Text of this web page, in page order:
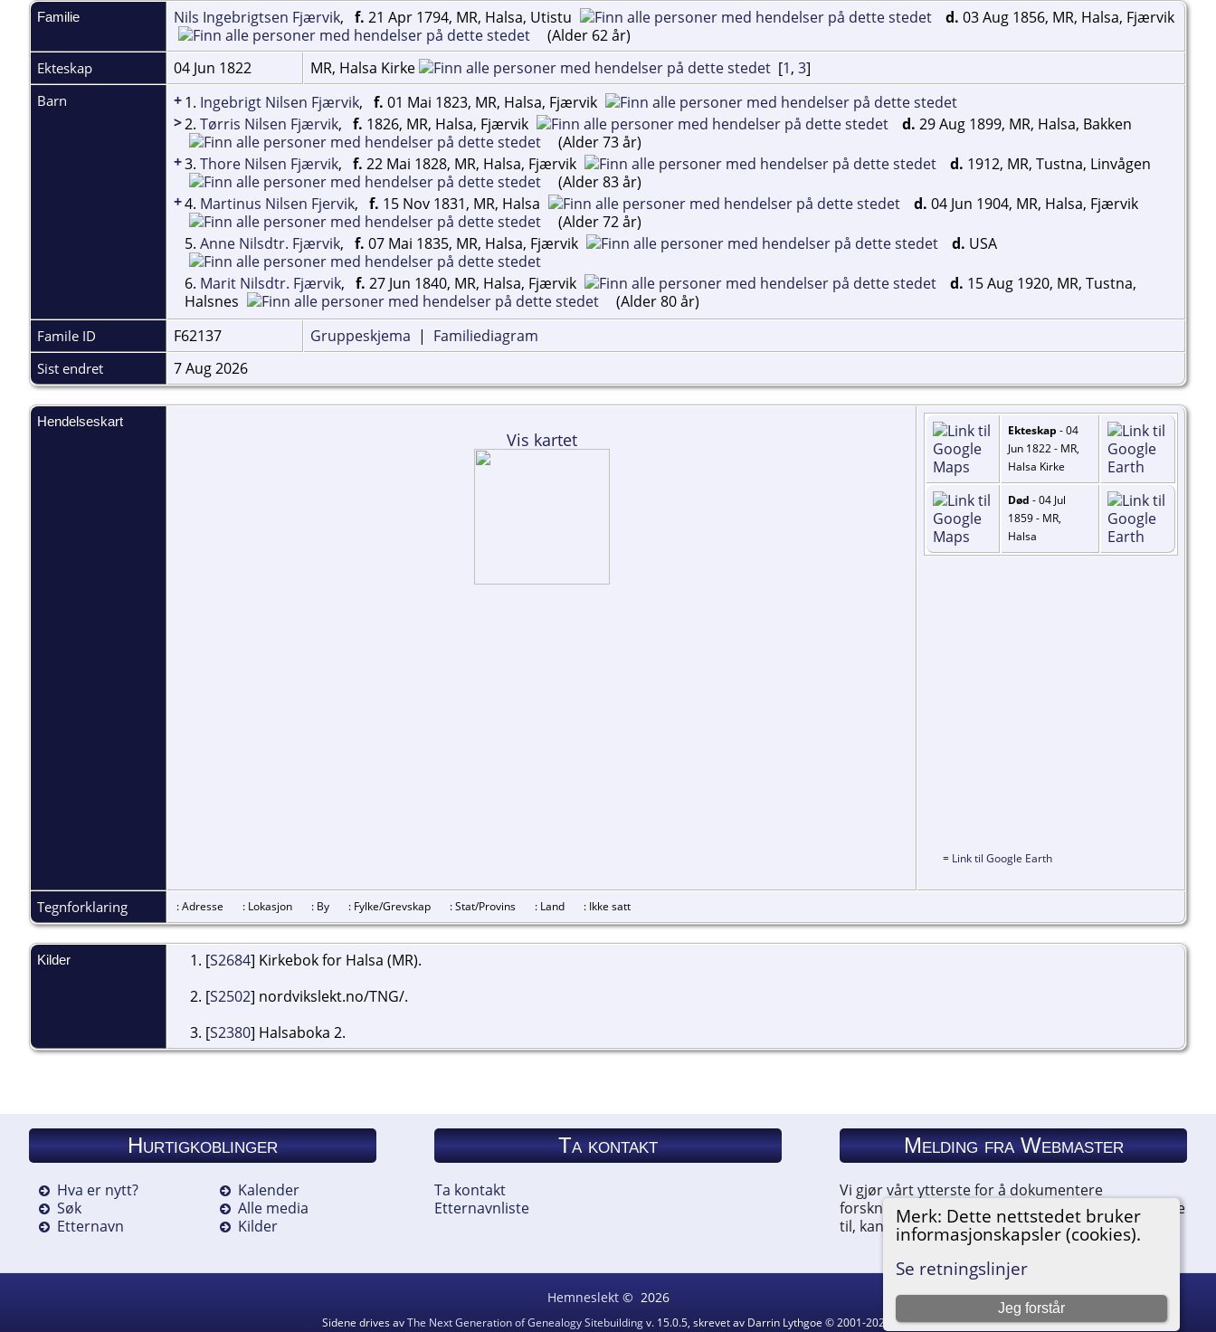
Merk: Dette nettstedet bruker
informasjonskapsler (cookies).
Se retningslinjer
Jeg forstår
Familie Nils Ingebrigtsen Fjærvik, f. 21 Apr 1794, MR, Halsa, Utistu d. 03 Aug 1856, MR, Halsa, Fjærvik
(Alder 62 år)
Ekteskap 04 Jun 1822 MR, Halsa Kirke [1, 3]
Barn +1. Ingebrigt Nilsen Fjærvik, f. 01 Mai 1823, MR, Halsa, Fjærvik
>2. Tørris Nilsen Fjærvik, f. 1826, MR, Halsa, Fjærvik d. 29 Aug 1899, MR, Halsa, Bakken
(Alder 73 år)
+3. Thore Nilsen Fjærvik, f. 22 Mai 1828, MR, Halsa, Fjærvik d. 1912, MR, Tustna, Linvågen
(Alder 83 år)
+4. Martinus Nilsen Fjervik, f. 15 Nov 1831, MR, Halsa d. 04 Jun 1904, MR, Halsa, Fjærvik
(Alder 72 år)
5. Anne Nilsdtr. Fjærvik, f. 07 Mai 1835, MR, Halsa, Fjærvik d. USA
6. Marit Nilsdtr. Fjærvik, f. 27 Jun 1840, MR, Halsa, Fjærvik d. 15 Aug 1920, MR, Tustna,
Halsnes
(Alder 80 år)
Famile ID F62137 Gruppeskjema | Familiediagram
Sist endret 7 Aug 2026
Hendelseskart
Vis kartet Ekteskap - 04
Jun 1822 - MR,
Halsa Kirke
Død - 04 Jul
1859 - MR,
Halsa
= Link til Google Earth
Tegnforklaring : Adresse : Lokasjon : By : Fylke/Grevskap : Stat/Provins : Land : Ikke satt
Kilder [S2684] Kirkebok for Halsa (MR).
[S2502] nordvikslekt.no/TNG/.
[S2380] Halsaboka 2.
Hurtigkoblinger
Hva er nytt?
Søk
Etternavn
Kalender
Alle media
Kilder
Ta kontakt
Ta kontakt
Etternavnliste
Melding fra Webmaster
Vi gjør vårt ytterste for å dokumentere
forskningen vår. Hvis du har noe du ønsker å legge
til, kan du kontakte oss.
Hemneslekt© 2026
Sidene drives avThe Next Generation of Genealogy Sitebuildingv. 15.0.5, skrevet av Darrin Lythgoe © 2001-2026.